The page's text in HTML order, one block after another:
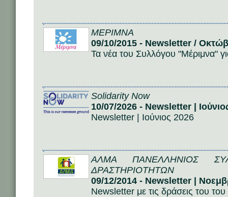
ΜΕΡΙΜΝΑ
09/10/2015 - Newsletter /
Τα νέα του Συλλόγου "Μέριμνα"
Solidarity Now
10/07/2026 - Newsletter |
Newsletter | Ιούνιος 2026
ΑΛΜΑ ΠΑΝΕΛΛΗΝΙΟΣ
ΔΡΑΣΤΗΡΙΟΤΗΤΩΝ
09/12/2014 - Newsletter |
Newsletter με τις δράσεις του